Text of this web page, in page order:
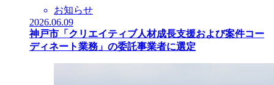
お知らせ
2026.06.09
神戸市「クリエイティブ人材成長支援および案件コー
ディネート業務」の委託事業者に選定